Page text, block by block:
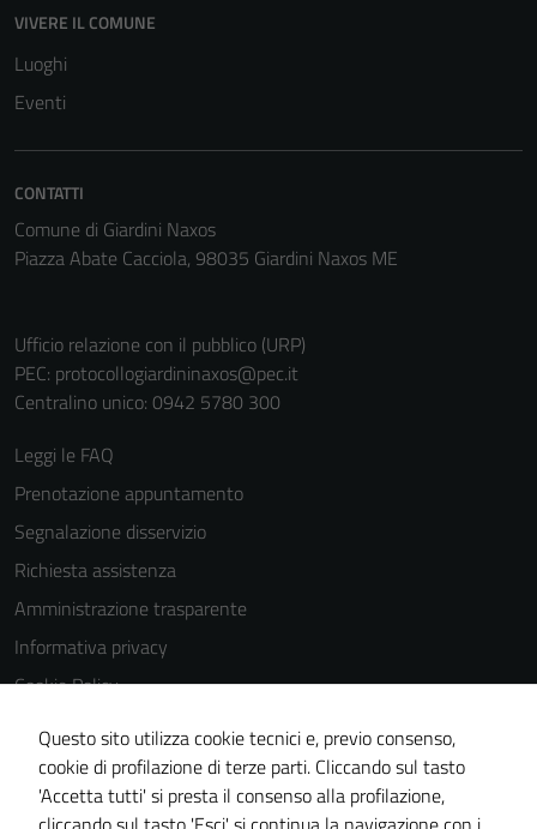
VIVERE IL COMUNE
Luoghi
Eventi
CONTATTI
Comune di Giardini Naxos
Piazza Abate Cacciola, 98035 Giardini Naxos ME
Ufficio relazione con il pubblico (URP)
PEC: protocollogiardininaxos@pec.it
Centralino unico: 0942 5780 300
Leggi le FAQ
Prenotazione appuntamento
Segnalazione disservizio
Richiesta assistenza
Amministrazione trasparente
Informativa privacy
Cookie Policy
Note legali
Dichiarazione di accessibilità
Obiettivi di accessibilità
Questo sito utilizza cookie tecnici e, previo consenso,
cookie di profilazione di terze parti. Cliccando sul tasto
'Accetta tutti' si presta il consenso alla profilazione,
sono necessari